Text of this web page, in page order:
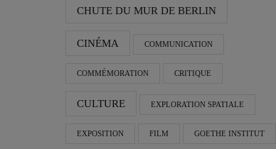
CHUTE DU MUR DE BERLIN
CINÉMA COMMUNICATION
COMMÉMORATION CRITIQUE
CULTURE EXPLORATION SPATIALE
EXPOSITION FILM GOETHE INSTITUT